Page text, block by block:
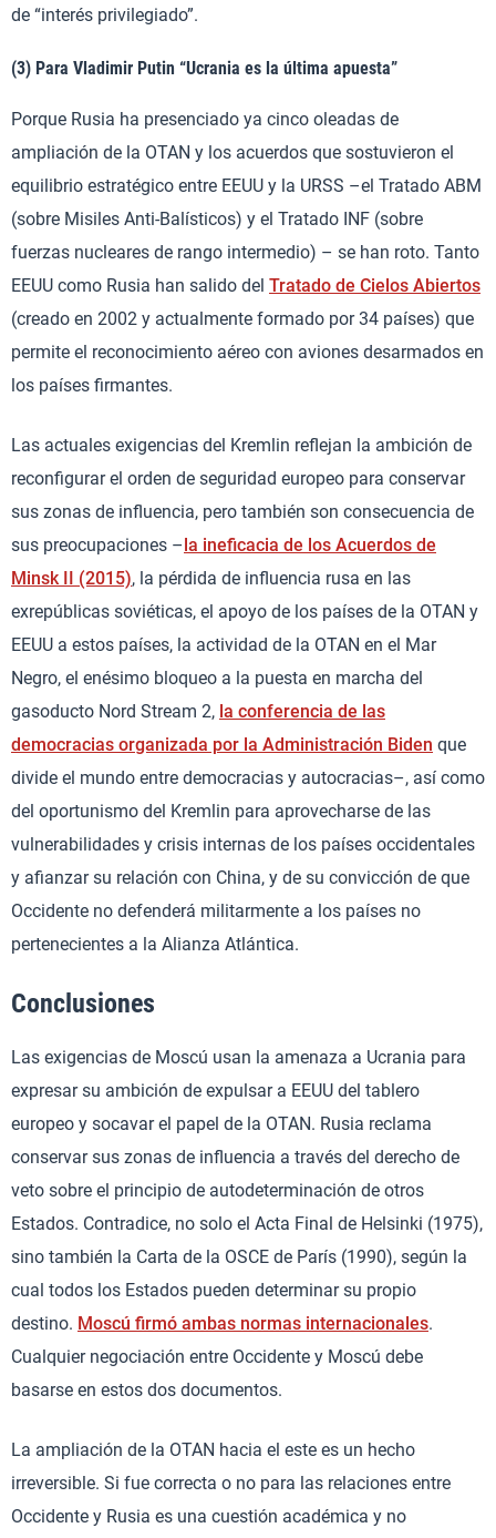
de “interés privilegiado”.
(3) Para Vladimir Putin “Ucrania es la última apuesta”
Porque Rusia ha presenciado ya cinco oleadas de
ampliación de la OTAN y los acuerdos que sostuvieron el
equilibrio estratégico entre EEUU y la URSS –el Tratado ABM
(sobre Misiles Anti-Balísticos) y el Tratado INF (sobre
fuerzas nucleares de rango intermedio) – se han roto. Tanto
EEUU como Rusia han salido del Tratado de Cielos Abiertos
(creado en 2002 y actualmente formado por 34 países) que
permite el reconocimiento aéreo con aviones desarmados en
los países firmantes.
Las actuales exigencias del Kremlin reflejan la ambición de
reconfigurar el orden de seguridad europeo para conservar
sus zonas de influencia, pero también son consecuencia de
sus preocupaciones –la ineficacia de los Acuerdos de
Minsk II (2015), la pérdida de influencia rusa en las
exrepúblicas soviéticas, el apoyo de los países de la OTAN y
EEUU a estos países, la actividad de la OTAN en el Mar
Negro, el enésimo bloqueo a la puesta en marcha del
gasoducto Nord Stream 2, la conferencia de las
democracias organizada por la Administración Biden que
divide el mundo entre democracias y autocracias–, así como
del oportunismo del Kremlin para aprovecharse de las
vulnerabilidades y crisis internas de los países occidentales
y afianzar su relación con China, y de su convicción de que
Occidente no defenderá militarmente a los países no
pertenecientes a la Alianza Atlántica.
Conclusiones
Las exigencias de Moscú usan la amenaza a Ucrania para
expresar su ambición de expulsar a EEUU del tablero
europeo y socavar el papel de la OTAN. Rusia reclama
conservar sus zonas de influencia a través del derecho de
veto sobre el principio de autodeterminación de otros
Estados. Contradice, no solo el Acta Final de Helsinki (1975),
sino también la Carta de la OSCE de París (1990), según la
cual todos los Estados pueden determinar su propio
destino. Moscú firmó ambas normas internacionales.
Cualquier negociación entre Occidente y Moscú debe
basarse en estos dos documentos.
La ampliación de la OTAN hacia el este es un hecho
irreversible. Si fue correcta o no para las relaciones entre
Occidente y Rusia es una cuestión académica y no